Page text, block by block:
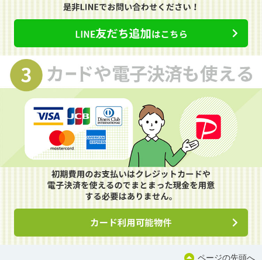
ページの先頭へ